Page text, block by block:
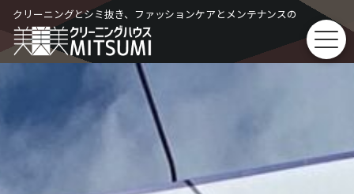
Skip
to
content
クリーニングとシミ抜き、ファッションケアとメンテナンスの